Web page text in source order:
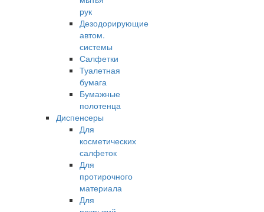
рук
Дезодорирующие
автом.
системы
Салфетки
Туалетная
бумага
Бумажные
полотенца
Диспенсеры
Для
косметических
салфеток
Для
протирочного
материала
Для